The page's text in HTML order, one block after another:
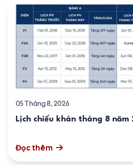
05 Tháng 8, 2026
Lịch chiếu khán tháng 8 năm
Đọc thêm